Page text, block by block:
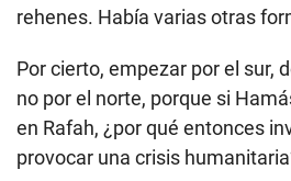
rehenes. Había varias otras
Por cierto, empezar por el sur,
no por el norte, porque si
en Rafah, ¿por qué entonces
provocar una crisis